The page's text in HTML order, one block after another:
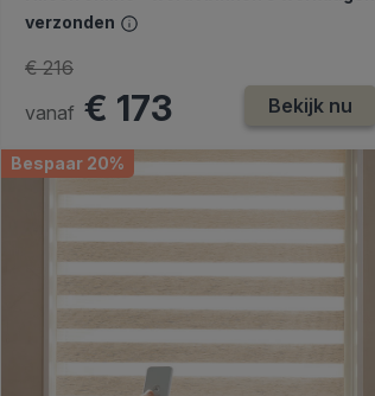
verzonden
vanaf € 173
€ 216
Bekijk nu
Bespaar 20%